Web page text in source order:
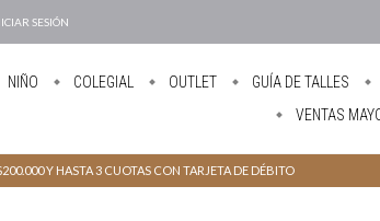
SESIÓN
NIÑO COLEGIAL OUTLET GUÍA DE TALLES
VENTAS
Y HASTA 3 CUOTAS CON TARJETA DE DÉBITO